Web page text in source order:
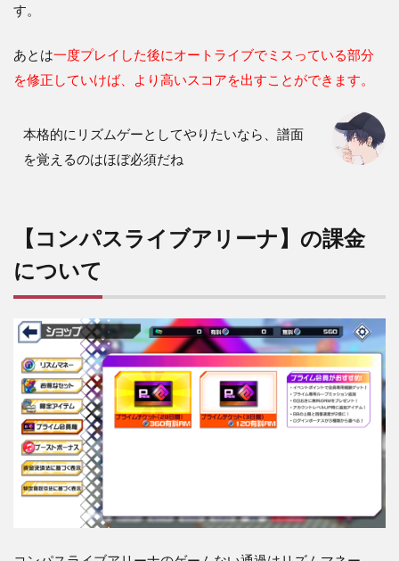
す。
あとは一度プレイした後にオートライブでミスっている部分
を修正していけば、より高いスコアを出すことができます。
本格的にリズムゲーとしてやりたいなら、譜面
を覚えるのはほぼ必須だね
【コンパスライブアリーナ】の課金
について